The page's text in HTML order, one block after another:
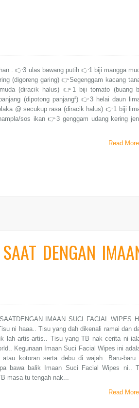
: 👉3 ulas bawang putih 👉1 biji mangga
(digoreng garing) 👉Segenggam kacang
(diracik halus) 👉1 biji tomato (buang
(dipotong panjang²) 👉3 helai daun
@ secukup rasa (diracik halus) 👉1 biji
sos ikan 👉3 genggam udang kering
Read More
DENGAN
IMAAN SUCI FACIAL WIPES
ni haaa.. Tisu yang dah dikenali ramai dan
lah artis-artis.. Tisu yang TB nak cerita ni
Kegunaan Imaan Suci Facial Wipes ini
kotoran serta debu di wajah. Baru-baru
bawa balik Imaan Suci Facial Wipes ni..
masa tu tengah nak...
Read More